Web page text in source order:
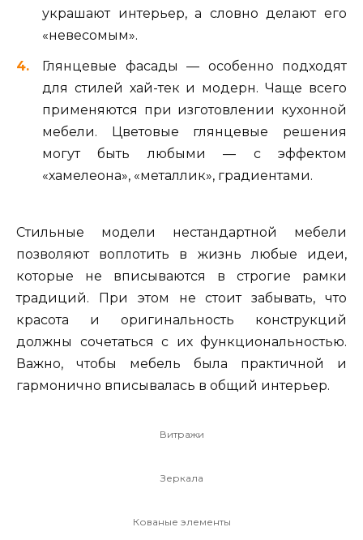
украшают интерьер, а словно делают его
«невесомым».
Глянцевые фасады — особенно подходят
для стилей хай-тек и модерн. Чаще всего
применяются при изготовлении кухонной
мебели. Цветовые глянцевые решения
могут быть любыми — с эффектом
«хамелеона», «металлик», градиентами.
Стильные модели нестандартной мебели
позволяют воплотить в жизнь любые идеи,
которые не вписываются в строгие рамки
традиций. При этом не стоит забывать, что
красота и оригинальность конструкций
должны сочетаться с их функциональностью.
Важно, чтобы мебель была практичной и
гармонично вписывалась в общий интерьер.
Витражи
Зеркала
Кованые элементы